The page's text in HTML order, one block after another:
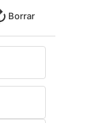
Borrar